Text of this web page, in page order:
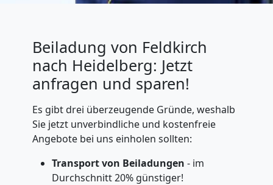
Beiladung von Feldkirch
nach Heidelberg: Jetzt
anfragen und sparen!
Es gibt drei überzeugende Gründe, weshalb
Sie jetzt unverbindliche und kostenfreie
Angebote bei uns einholen sollten:
Transport von Beiladungen - im
Durchschnitt 20% günstiger!